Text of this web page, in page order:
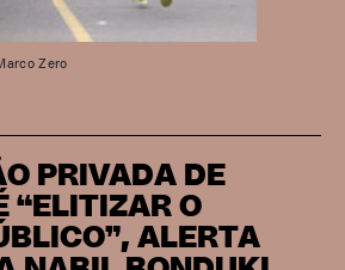
PRIVADA DE
“ELITIZAR O
ALERTA
Zero